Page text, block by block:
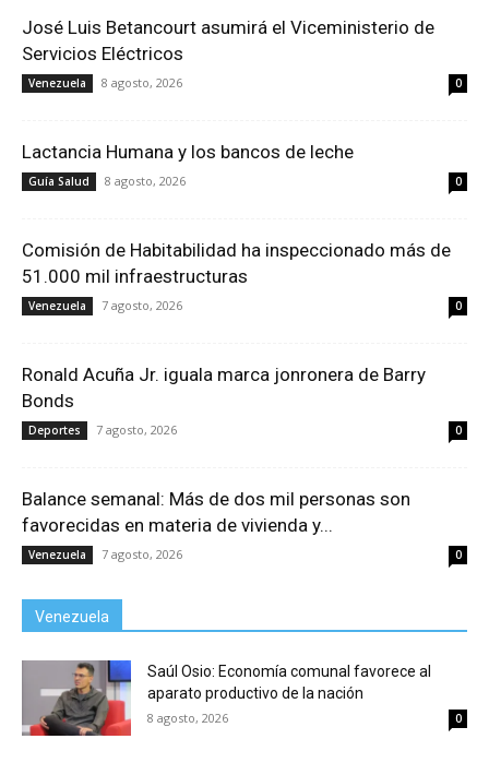
José Luis Betancourt asumirá el Viceministerio de
Servicios Eléctricos
Venezuela 8 agosto, 2026 0
Lactancia Humana y los bancos de leche
Guía Salud 8 agosto, 2026 0
Comisión de Habitabilidad ha inspeccionado más de
51.000 mil infraestructuras
Venezuela 7 agosto, 2026 0
Ronald Acuña Jr. iguala marca jonronera de Barry
Bonds
Deportes 7 agosto, 2026 0
Balance semanal: Más de dos mil personas son
favorecidas en materia de vivienda y...
Venezuela 7 agosto, 2026 0
Venezuela
Saúl Osio: Economía comunal favorece al
aparato productivo de la nación
8 agosto, 2026 0